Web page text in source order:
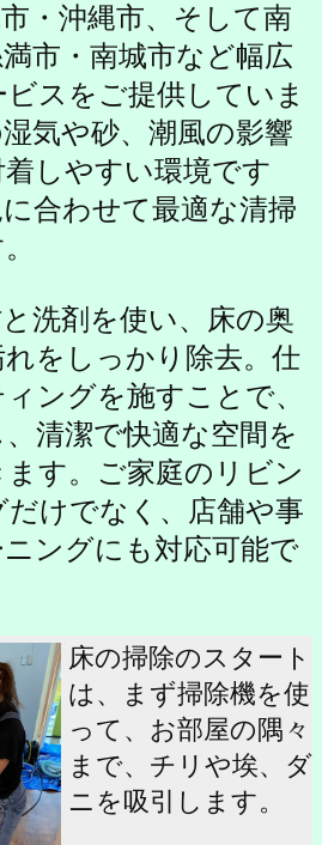
・沖縄市、そして南
市・南城市など幅広
スをご提供していま
気や砂、潮風の影響
しやすい環境です
合わせて最適な清掃
洗剤を使い、床の奥
をしっかり除去。仕
ングを施すことで、
清潔で快適な空間を
す。ご家庭のリビン
けでなく、店舗や事
ングにも対応可能で
床の掃除のスタート
は、まず掃除機を使
って、お部屋の隅々
まで、チリや埃、ダ
ニを吸引します。